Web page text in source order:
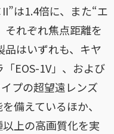
は1.4倍に、また“エ
れぞれ焦点距離を
はいずれも、キヤ
EOS-1V」、および
プの超望遠レンズ
備えているほか、
上の高画質化を実